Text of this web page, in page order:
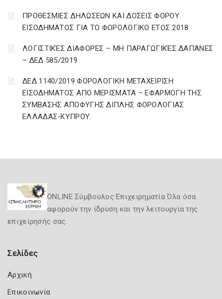
ΠΡΟΘΕΣΜΙΕΣ ΔΗΛΩΣΕΩΝ ΚΑΙ ΔΟΣΕΙΣ ΦΟΡΟΥ
ΕΙΣΟΔΗΜΑΤΟΣ ΓΙΑ ΤΟ ΦΟΡΟΛΟΓΙΚΟ ΕΤΟΣ 2018
ΛΟΓΙΣΤΙΚΈΣ ΔΙΑΦΟΡΈΣ – ΜΗ ΠΑΡΑΓΩΓΙΚΈΣ ΔΑΠΆΝΕΣ
– ΔΕΔ 585/2019
ΔΕΔ 1140/2019 ΦΟΡΟΛΟΓΙΚΗ ΜΕΤΑΧΕΙΡΙΣΗ
ΕΙΣΟΔΗΜΑΤΟΣ ΑΠΟ ΜΕΡΙΣΜΑΤΑ – ΕΦΑΡΜΟΓΗ ΤΗΣ
ΣΥΜΒΑΣΗΣ ΑΠΟΦΥΓΗΣ ΔΙΠΛΗΣ ΦΟΡΟΛΟΓΙΑΣ
ΕΛΛΑΔΑΣ-ΚΥΠΡΟΥ.
ONLINE Σύμβουλος Επιχειρηματία Όλα όσα
αφορούν την ίδρυση και την λειτουργία της
επιχείρησής σας.
Σελίδες
Αρχική
Επικοινωνία